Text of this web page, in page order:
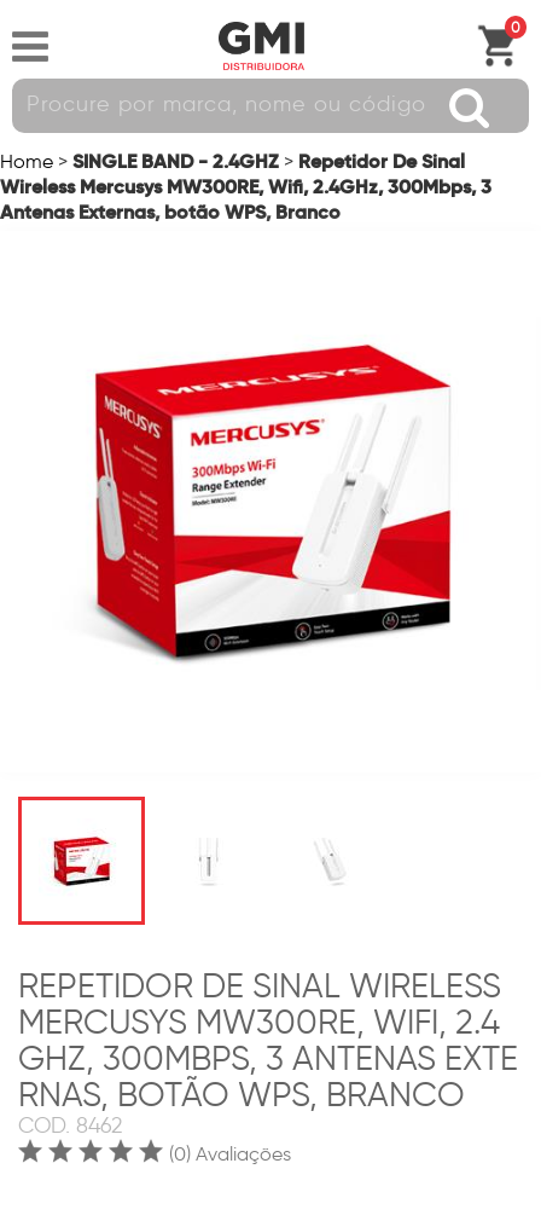
0
Home > SINGLE BAND - 2.4GHZ > Repetidor De Sinal
Wireless Mercusys MW300RE, Wifi, 2.4GHz, 300Mbps, 3
Antenas Externas, botão WPS, Branco
REPETIDOR DE SINAL WIRELESS
MERCUSYS MW300RE, WIFI, 2.4
GHZ, 300MBPS, 3 ANTENAS EXTE
RNAS, BOTÃO WPS, BRANCO
COD. 8462
(0) Avaliações